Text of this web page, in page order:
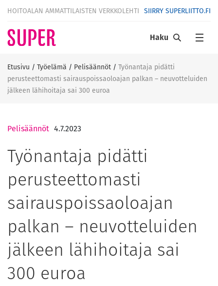
HOITOALAN AMMATTILAISTEN VERKKOLEHTI SIIRRY SUPERLIITTO.FI
Haku
Etusivu / Työelämä / Pelisäännöt / Työnantaja pidätti
perusteettomasti sairauspoissaoloajan palkan – neuvotteluiden
jälkeen lähihoitaja sai 300 euroa
Pelisäännöt 4.7.2023
Työnantaja pidätti
perusteettomasti
sairauspoissaoloajan
palkan – neuvotteluiden
jälkeen lähihoitaja sai
300 euroa